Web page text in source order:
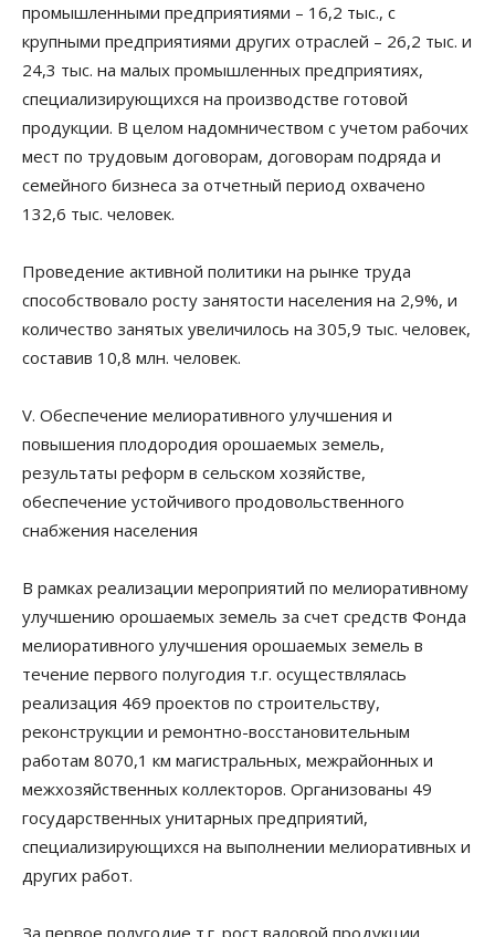
промышленными предприятиями – 16,2 тыс., с
крупными предприятиями других отраслей – 26,2 тыс. и
24,3 тыс. на малых промышленных предприятиях,
специализирующихся на производстве готовой
продукции. В целом надомничеством с учетом рабочих
мест по трудовым договорам, договорам подряда и
семейного бизнеса за отчетный период охвачено
132,6 тыс. человек.
Проведение активной политики на рынке труда
способствовало росту занятости населения на 2,9%, и
количество занятых увеличилось на 305,9 тыс. человек,
составив 10,8 млн. человек.
V. Обеспечение мелиоративного улучшения и
повышения плодородия орошаемых земель,
результаты реформ в сельском хозяйстве,
обеспечение устойчивого продовольственного
снабжения населения
В рамках реализации мероприятий по мелиоративному
улучшению орошаемых земель за счет средств Фонда
мелиоративного улучшения орошаемых земель в
течение первого полугодия т.г. осуществлялась
реализация 469 проектов по строительству,
реконструкции и ремонтно-восстановительным
работам 8070,1 км магистральных, межрайонных и
межхозяйственных коллекторов. Организованы 49
государственных унитарных предприятий,
специализирующихся на выполнении мелиоративных и
других работ.